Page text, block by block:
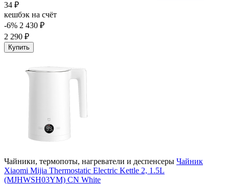
34 ₽
кешбэк на счёт
-6% 2 430 ₽
2 290 ₽
Купить
Чайники, термопоты, нагреватели и деспенсеры Чайник
Xiaomi Mijia Thermostatic Electric Kettle 2, 1.5L
(MJHWSH03YM) CN White